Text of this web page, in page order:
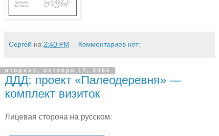
Сергей на 2:40 PM Комментариев нет:
вторник, октября 17, 2006
ДДД: проект «Палеодеревня» —
комплект визиток
Лицевая сторона на русском: